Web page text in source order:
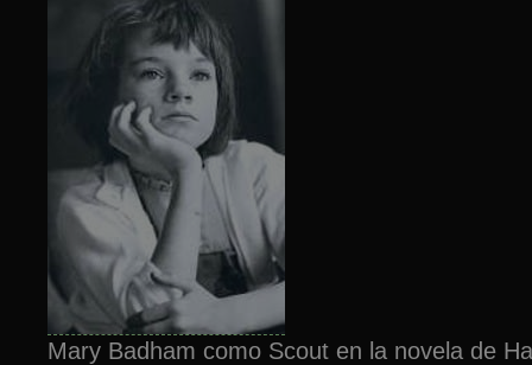
Mary Badham como Scout en la novela de